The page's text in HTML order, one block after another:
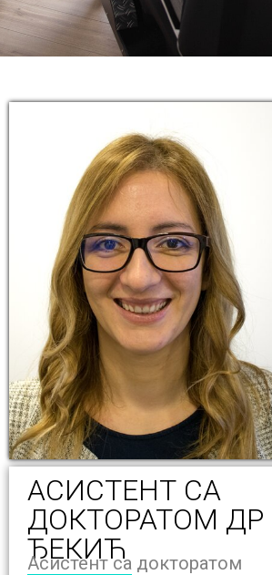
АСИСТЕНТ СА
ДОКТОРАТОМ
ЂЕКИЋ
Асистент са докторатом